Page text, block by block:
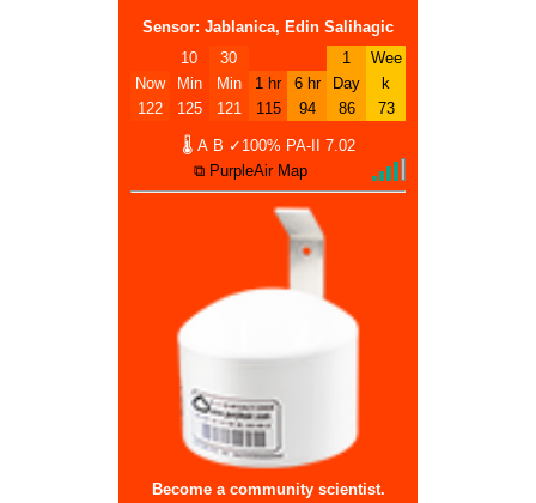
Sensor: Jablanica, Edin Salihagic
Now
122
10
Min
125
30
Min
121
1 hr
115
6 hr
94
1
Day
86
Wee
k
73
🌡 A B ✓100% PA-II 7.02
⧉ PurpleAir Map
Become a community scientist.